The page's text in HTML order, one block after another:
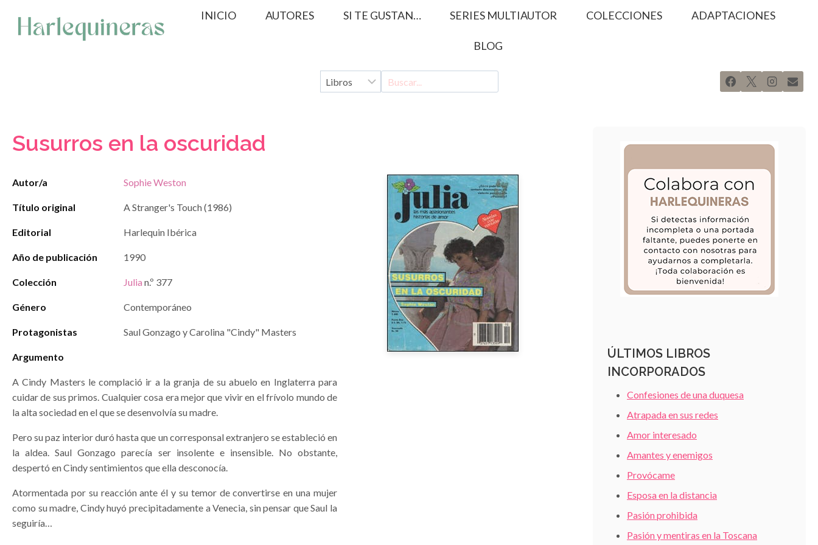
contenido
INICIO AUTORES SI TE GUSTAN… SERIES MULTIAUTOR COLECCIONES ADAPTACIONES
BLOG
Susurros en la oscuridad
Autor/a Sophie Weston
Título original A Stranger's Touch (1986)
Editorial Harlequin Ibérica
Año de publicación 1990
Colección Julia n.º 377
Género Contemporáneo
Protagonistas Saul Gonzago y Carolina "Cindy" Masters
Argumento
A Cindy Masters le complació ir a la granja de su abuelo en Inglaterra para
cuidar de sus primos. Cualquier cosa era mejor que vivir en el frívolo mundo de
la alta sociedad en el que se desenvolvía su madre.
Pero su paz interior duró hasta que un corresponsal extranjero se estableció en
la aldea. Saul Gonzago parecía ser insolente e insensible. No obstante,
despertó en Cindy sentimientos que ella desconocía.
Atormentada por su reacción ante él y su temor de convertirse en una mujer
como su madre, Cindy huyó precipitadamente a Venecia, sin pensar que Saul la
seguiría…
ÚLTIMOS LIBROS
INCORPORADOS
Confesiones de una duquesa
Atrapada en sus redes
Amor interesado
Amantes y enemigos
Provócame
Esposa en la distancia
Pasión prohibida
Pasión y mentiras en la Toscana